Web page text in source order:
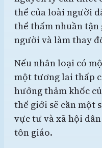
thể của loài người
thể thấm nhuần tận
người và làm thay
Nếu nhân loại có
một tương lai thấp
hưởng thảm khốc
thế giới sẽ cần một
vực tư và xã hội
tôn giáo.